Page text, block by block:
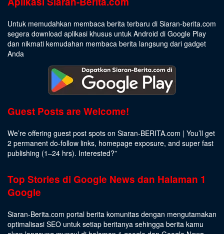
Untuk memudahkan membaca berita terbaru di Siaran-berita.com
segera download aplikasi khusus untuk Android di Google Play
dan nikmati kemudahan membaca berita langsung dari gadget
Anda
Guest Posts are Welcome!
We’re offering guest post spots on Siaran-BERITA.com | You’ll get
2 permanent do-follow links, homepage exposure, and super fast
publishing (1–24 hrs). Interested?”
Top Stories di Google News dan Halaman 1
Google
Siaran-Berita.com portal berita komunitas dengan mengutamakan
optimalisasi SEO untuk setiap beritanya sehingga berita kamu